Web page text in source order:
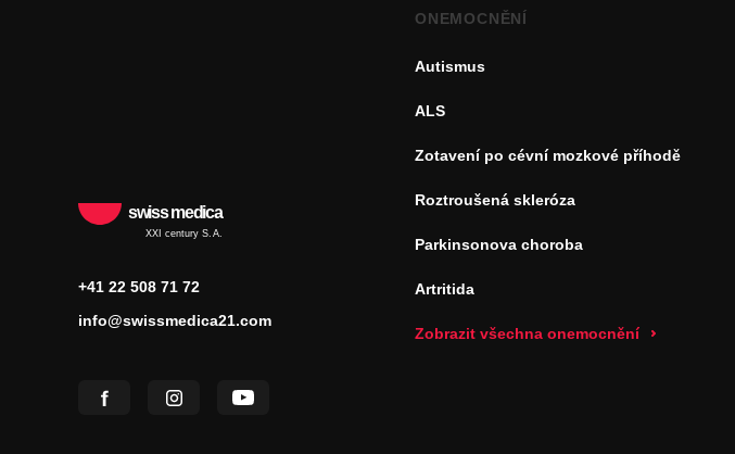
swiss medica
XXI century S.A.
+41 22 508 71 72
info@swissmedica21.com
ONEMOCNĚNÍ
Autismus
ALS
Zotavení po cévní mozkové příhodě
Roztroušená skleróza
Parkinsonova choroba
Artritida
Zobrazit všechna onemocnění